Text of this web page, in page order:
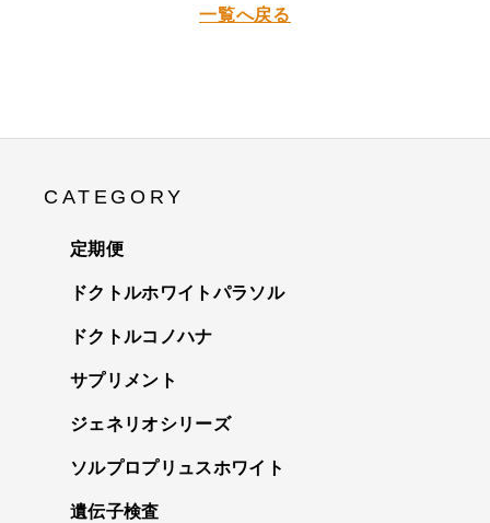
一覧へ戻る
CATEGORY
定期便
ドクトルホワイトパラソル
ドクトルコノハナ
サプリメント
ジェネリオシリーズ
ソルプロプリュスホワイト
遺伝子検査